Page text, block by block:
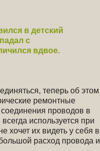
в детский
с
вдвое.
теперь об этом
ремонтные
проводов в
используется при
хочет их видеть у себя в
расход провода и